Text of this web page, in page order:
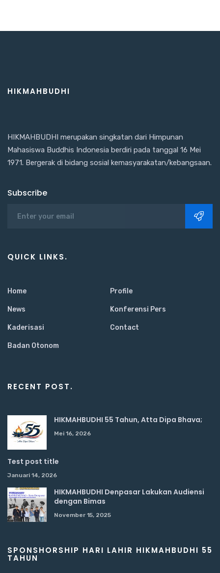
HIKMAHBUDHI
HIKMAHBUDHI merupakan singkatan dari Himpunan
Mahasiswa Buddhis Indonesia berdiri pada tanggal 16 Mei
1971. Bergerak di bidang sosial kemasyarakatan/kebangsaan.
Subscribe
QUICK LINKS.
Home Profile
News Konferensi Pers
Kaderisasi Contact
Badan Otonom
RECENT POST.
HIKMAHBUDHI 55 Tahun, Atta Dipa Bhava;
Mei 16, 2026
Test post title
Januari 14, 2026
HIKMAHBUDHI Denpasar Lakukan Audiensi
dengan Bimas
November 15, 2025
SPONSHORSHIP HARI LAHIR HIKMAHBUDHI 55
TAHUN